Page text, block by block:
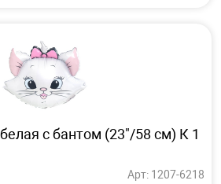
с бантом (23"/58 см) К 1
Арт: 1207-6218